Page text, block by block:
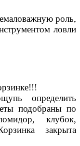
роль,
ловли
определить
подобраны по
клубок,
закрыта